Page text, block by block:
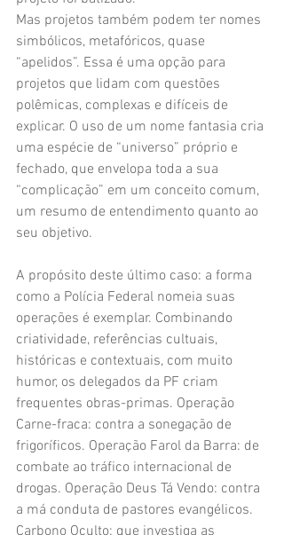
Mas projetos também podem ter nomes
simbólicos, metafóricos, quase
“apelidos”. Essa é uma opção para
projetos que lidam com questões
polêmicas, complexas e difíceis de
explicar. O uso de um nome fantasia cria
uma espécie de “universo” próprio e
fechado, que envelopa toda a sua
“complicação” em um conceito comum,
um resumo de entendimento quanto ao
seu objetivo.
A propósito deste último caso: a forma
como a Polícia Federal nomeia suas
operações é exemplar. Combinando
criatividade, referências cultuais,
históricas e contextuais, com muito
humor, os delegados da PF criam
frequentes obras-primas. Operação
Carne-fraca: contra a sonegação de
frigoríficos. Operação Farol da Barra: de
combate ao tráfico internacional de
drogas. Operação Deus Tá Vendo: contra
a má conduta de pastores evangélicos.